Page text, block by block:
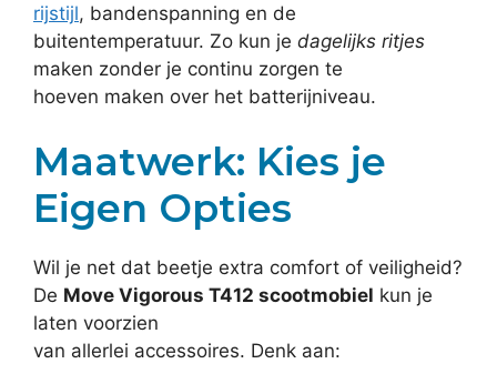
rijstijl, bandenspanning en de
buitentemperatuur. Zo kun je dagelijks ritjes
maken zonder je continu zorgen te
hoeven maken over het batterijniveau.
Maatwerk: Kies je
Eigen Opties
Wil je net dat beetje extra comfort of veiligheid?
De Move Vigorous T412 scootmobiel kun je
laten voorzien
van allerlei accessoires. Denk aan: